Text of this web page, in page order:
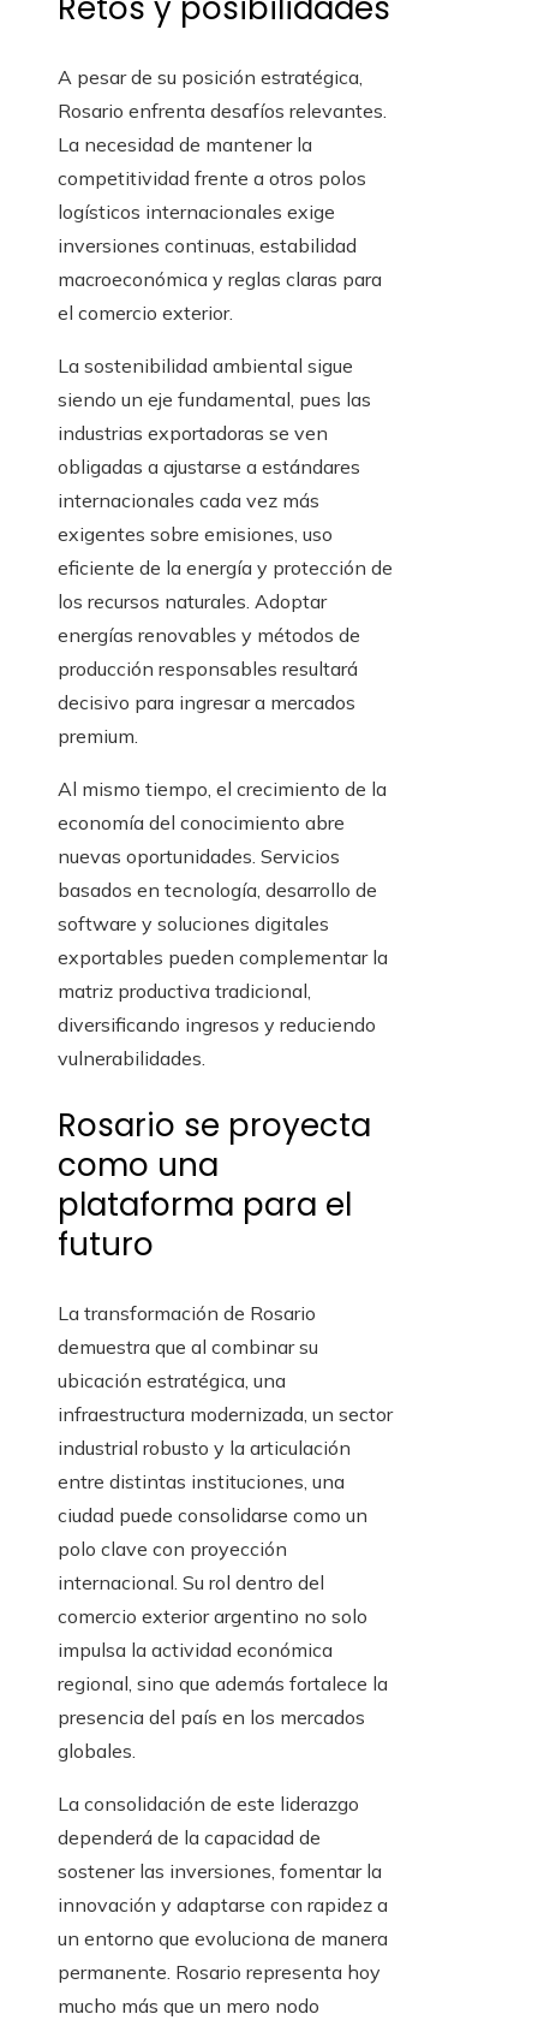
Retos y posibilidades
A pesar de su posición estratégica,
Rosario enfrenta desafíos relevantes.
La necesidad de mantener la
competitividad frente a otros polos
logísticos internacionales exige
inversiones continuas, estabilidad
macroeconómica y reglas claras para
el comercio exterior.
La sostenibilidad ambiental sigue
siendo un eje fundamental, pues las
industrias exportadoras se ven
obligadas a ajustarse a estándares
internacionales cada vez más
exigentes sobre emisiones, uso
eficiente de la energía y protección de
los recursos naturales. Adoptar
energías renovables y métodos de
producción responsables resultará
decisivo para ingresar a mercados
premium.
Al mismo tiempo, el crecimiento de la
economía del conocimiento abre
nuevas oportunidades. Servicios
basados en tecnología, desarrollo de
software y soluciones digitales
exportables pueden complementar la
matriz productiva tradicional,
diversificando ingresos y reduciendo
vulnerabilidades.
Rosario se proyecta
como una
plataforma para el
futuro
La transformación de Rosario
demuestra que al combinar su
ubicación estratégica, una
infraestructura modernizada, un sector
industrial robusto y la articulación
entre distintas instituciones, una
ciudad puede consolidarse como un
polo clave con proyección
internacional. Su rol dentro del
comercio exterior argentino no solo
impulsa la actividad económica
regional, sino que además fortalece la
presencia del país en los mercados
globales.
La consolidación de este liderazgo
dependerá de la capacidad de
sostener las inversiones, fomentar la
innovación y adaptarse con rapidez a
un entorno que evoluciona de manera
permanente. Rosario representa hoy
mucho más que un mero nodo